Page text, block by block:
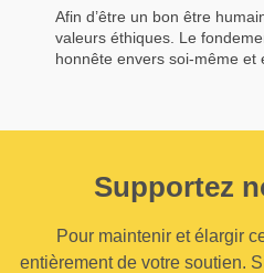
Afin d’être un bon être
valeurs éthiques. Le
honnête envers soi-même et
Supportez
Pour maintenir et élargir
entièrement de votre soutien.